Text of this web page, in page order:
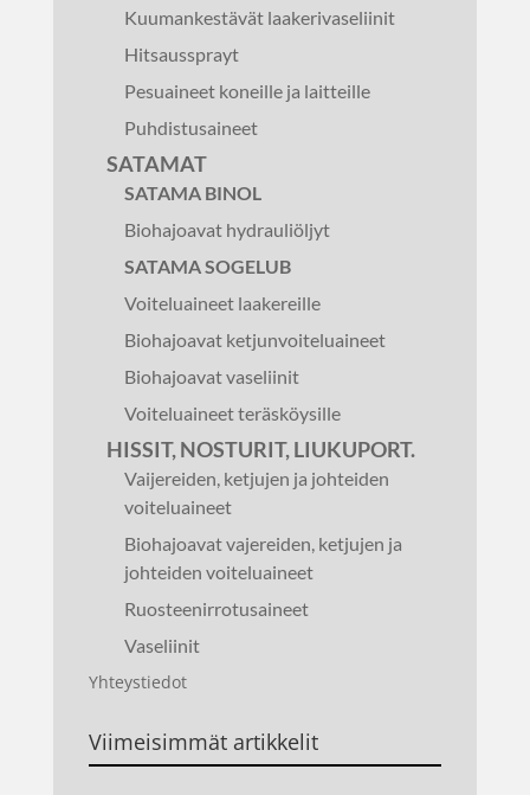
Kuumankestävät laakerivaseliinit
Hitsaussprayt
Pesuaineet koneille ja laitteille
Puhdistusaineet
SATAMAT
SATAMA BINOL
Biohajoavat hydrauliöljyt
SATAMA SOGELUB
Voiteluaineet laakereille
Biohajoavat ketjunvoiteluaineet
Biohajoavat vaseliinit
Voiteluaineet teräsköysille
HISSIT, NOSTURIT, LIUKUPORT.
Vaijereiden, ketjujen ja johteiden
voiteluaineet
Biohajoavat vajereiden, ketjujen ja
johteiden voiteluaineet
Ruosteenirrotusaineet
Vaseliinit
Yhteystiedot
Viimeisimmät artikkelit